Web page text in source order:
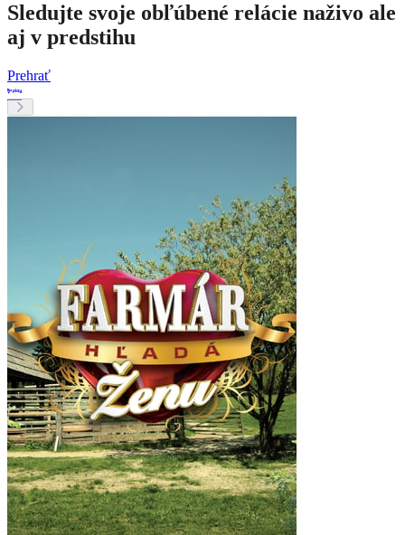
Sledujte svoje obľúbené relácie naživo ale
aj v predstihu
Prehrať